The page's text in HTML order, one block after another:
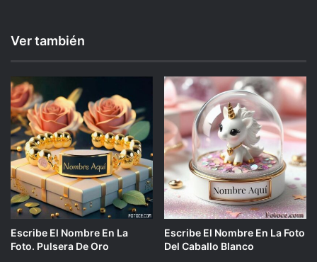
Ver también
Escribe El Nombre En La
Foto. Pulsera De Oro
Escribe El Nombre En La Foto
Del Caballo Blanco